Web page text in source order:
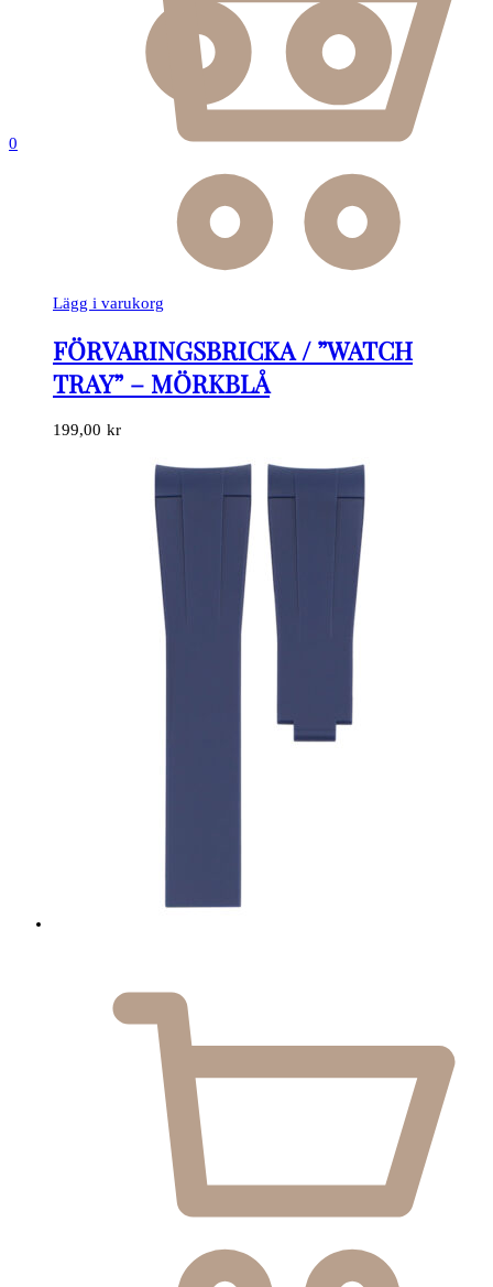
0
Lägg i varukorg
FÖRVARINGSBRICKA / ”WATCH
TRAY” – MÖRKBLÅ
199,00 kr